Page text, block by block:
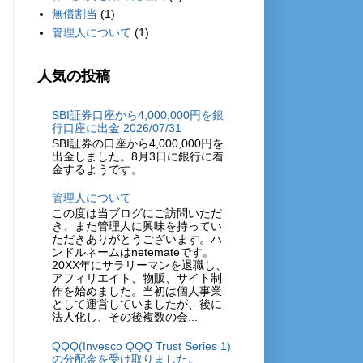
無償割当 (1)
管理人について (1)
人気の投稿
SBI証券口座から4,000,000円を銀
行口座に出金 2026/07/31
SBI証券の口座から4,000,000円を
出金しました。8月3日に銀行に着
金するようです。
管理人について
この度は当ブログにご訪問いただ
き、また管理人に興味を持ってい
ただきありがとうございます。ハ
ンドルネームはnetemateです。
20XX年にサラリーマンを退職し、
アフィリエイト、物販、サイト制
作を始めました。当初は個人事業
として運営していましたが、後に
法人化し、その後複数の会...
QQQ(Invesco QQQ Trust Series 1)
の分配金を受け取りました。